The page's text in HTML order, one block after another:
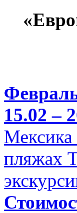
15.02 –
Мексика
пляжах